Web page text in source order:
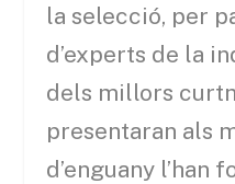
la selecció, per
d’experts de la
dels millors
presentaran als
d’enguany l’han